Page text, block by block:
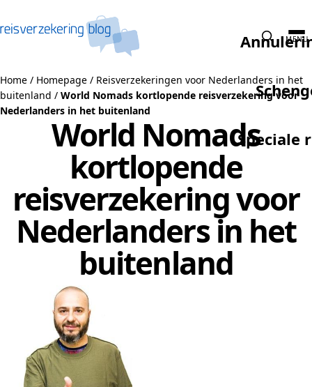
Speciale
MENU
Home / Homepage / Reisverzekeringen voor Nederlanders in het
buitenland / World Nomads kortlopende reisverzekering voor
Nederlanders in het buitenland
World Nomads
kortlopende
reisverzekering voor
Nederlanders in het
buitenland